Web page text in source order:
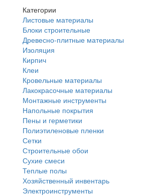
Категории
Листовые материалы
Блоки строительные
Древесно-плитные материалы
Изоляция
Кирпич
Клеи
Кровельные материалы
Лакокрасочные материалы
Монтажные инструменты
Напольные покрытия
Пены и герметики
Полиэтиленовые пленки
Сетки
Строительные обои
Сухие смеси
Теплые полы
Хозяйственный инвентарь
Электроинструменты